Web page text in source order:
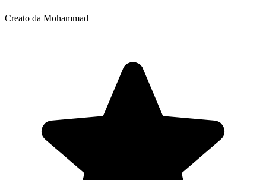
Creato da Mohammad